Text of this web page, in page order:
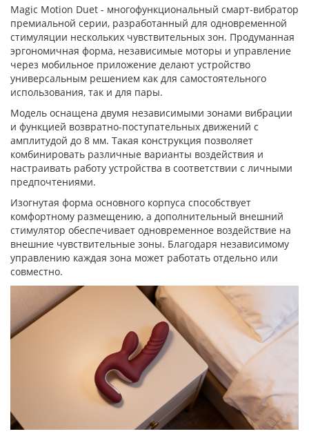
Magic Motion Duet - многофункциональный смарт-вибратор
премиальной серии, разработанный для одновременной
стимуляции нескольких чувствительных зон. Продуманная
эргономичная форма, независимые моторы и управление
через мобильное приложение делают устройство
универсальным решением как для самостоятельного
использования, так и для пары.
Модель оснащена двумя независимыми зонами вибрации
и функцией возвратно-поступательных движений с
амплитудой до 8 мм. Такая конструкция позволяет
комбинировать различные варианты воздействия и
настраивать работу устройства в соответствии с личными
предпочтениями.
Изогнутая форма основного корпуса способствует
комфортному размещению, а дополнительный внешний
стимулятор обеспечивает одновременное воздействие на
внешние чувствительные зоны. Благодаря независимому
управлению каждая зона может работать отдельно или
совместно.